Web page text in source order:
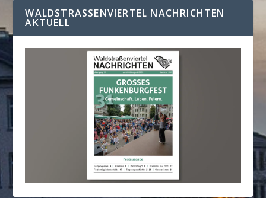
WALDSTRASSENVIERTEL NACHRICHTEN A
KTUELL